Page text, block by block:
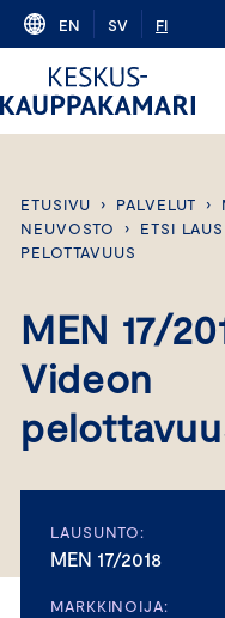
Skip
content
EN SV FI
ETUSIVU › PALVELUT ›
NEUVOSTO
› ETSI
PELOTTAVUUS
MEN 17/
Videon
LAUSUNTO:
MEN 17/2018
MARKKINOIJA: